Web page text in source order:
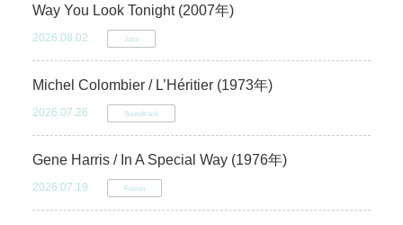
Way You Look Tonight (2007年)
2026.08.02 Jazz
Michel Colombier / L’Héritier (1973年)
2026.07.26 Soundtrack
Gene Harris / In A Special Way (1976年)
2026.07.19 Fusion